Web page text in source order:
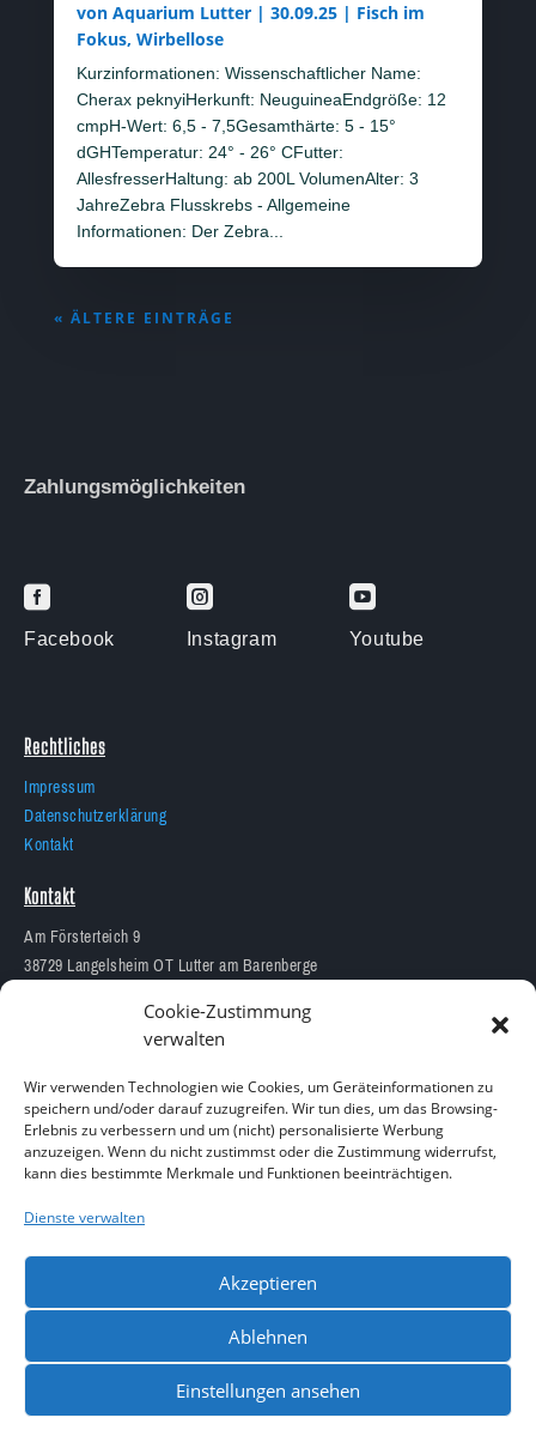
Cookie-Zustimmung
verwalten
Wir verwenden Technologien wie Cookies, um Geräteinformationen zu
speichern und/oder darauf zuzugreifen. Wir tun dies, um das Browsing-
Erlebnis zu verbessern und um (nicht) personalisierte Werbung
anzuzeigen. Wenn du nicht zustimmst oder die Zustimmung widerrufst,
kann dies bestimmte Merkmale und Funktionen beeinträchtigen.
Dienste verwalten
Akzeptieren
Ablehnen
Einstellungen ansehen
von Aquarium Lutter| 30.09.25| Fisch im
Fokus, Wirbellose
Kurzinformationen: Wissenschaftlicher Name:
Cherax peknyiHerkunft: NeuguineaEndgröße: 12
cmpH-Wert: 6,5 - 7,5Gesamthärte: 5 - 15°
dGHTemperatur: 24° - 26° CFutter:
AllesfresserHaltung: ab 200L VolumenAlter: 3
JahreZebra Flusskrebs - Allgemeine
Informationen: Der Zebra...
« ÄLTERE EINTRÄGE
Zahlungsmöglichkeiten

Facebook

Instagram

Youtube
Rechtliches
Impressum
Datenschutzerklärung
Kontakt
Kontakt
Am Försterteich 9
38729 Langelsheim OT Lutter am Barenberge
info@aquarium-lutter.de
Copyright 2023 – Alle Rechte vorbehalten